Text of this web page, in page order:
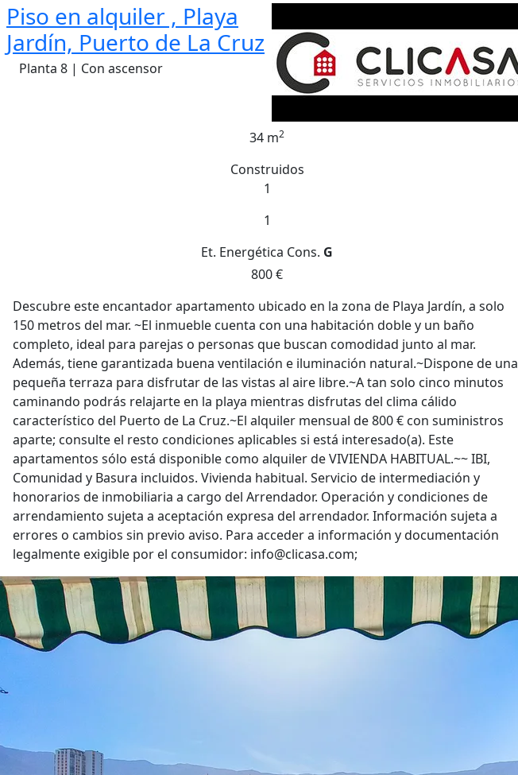
Piso en alquiler , Playa
Jardín, Puerto de La Cruz
Planta 8 | Con ascensor
34 m2
Construidos
1
1
Et. Energética Cons. G
800 €
Descubre este encantador apartamento ubicado en la zona de Playa Jardín, a solo
150 metros del mar. ~El inmueble cuenta con una habitación doble y un baño
completo, ideal para parejas o personas que buscan comodidad junto al mar.
Además, tiene garantizada buena ventilación e iluminación natural.~Dispone de una
pequeña terraza para disfrutar de las vistas al aire libre.~A tan solo cinco minutos
caminando podrás relajarte en la playa mientras disfrutas del clima cálido
característico del Puerto de La Cruz.~El alquiler mensual de 800 € con suministros
aparte; consulte el resto condiciones aplicables si está interesado(a). Este
apartamentos sólo está disponible como alquiler de VIVIENDA HABITUAL.~~ IBI,
Comunidad y Basura incluidos. Vivienda habitual. Servicio de intermediación y
honorarios de inmobiliaria a cargo del Arrendador. Operación y condiciones de
arrendamiento sujeta a aceptación expresa del arrendador. Información sujeta a
errores o cambios sin previo aviso. Para acceder a información y documentación
legalmente exigible por el consumidor: info@clicasa.com;